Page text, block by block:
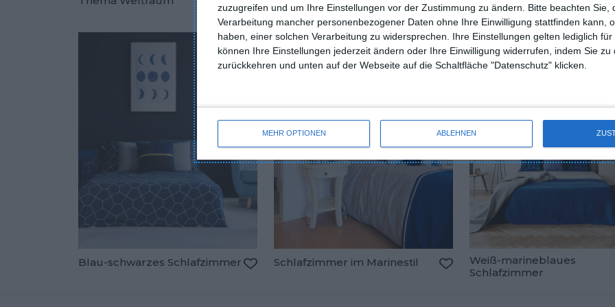
zuzugreifen und um Ihre Einstellungen vor der Zustimmung zu ändern.
Bitte beachten Sie,
Verarbeitung mancher personenbezogener Daten ohne Ihre Einwilligung stattfinden kann,
haben, einer solchen Verarbeitung zu widersprechen. Ihre Einstellungen gelten lediglich
können Ihre Einstellungen jederzeit ändern oder Ihre Einwilligung widerrufen, indem Sie zu
zurückkehren und unten auf der Webseite auf die Schaltfläche "Datenschutz" klicken.
MEHR OPTIONEN ABLEHNEN
Zu den Favoriten hinzufügen
trendy
Zu den Favoriten hinzufügen
Blau-schwarzes Schlafzimmer Schlafzimmer im Marinestil
Zu den Favoriten hinzufügen
Weiß-marineblaues
Schlafzimmer